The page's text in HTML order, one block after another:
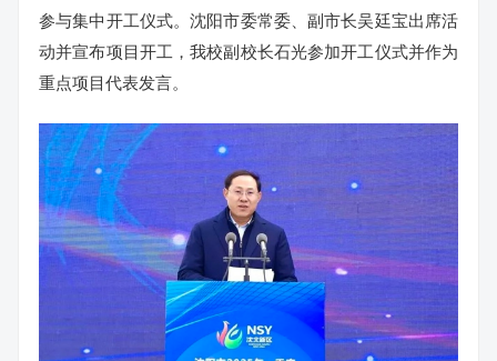
参与集中开工仪式。沈阳市委常委、副市长吴廷宝出席活
动并宣布项目开工，我校副校长石光参加开工仪式并作为
重点项目代表发言。